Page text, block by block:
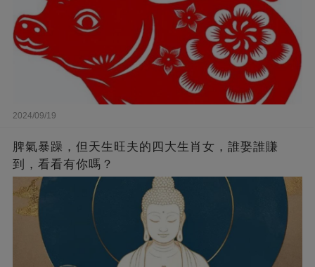
2024/09/19
脾氣暴躁，但天生旺夫的四大生肖女，誰娶誰賺
到，看看有你嗎？